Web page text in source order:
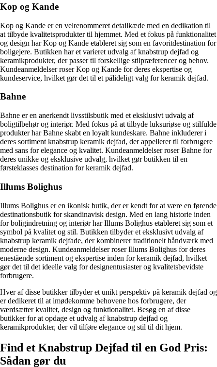
Kop og Kande
Kop og Kande er en velrenommeret detailkæde med en dedikation til
at tilbyde kvalitetsprodukter til hjemmet. Med et fokus på funktionalitet
og design har Kop og Kande etableret sig som en favoritdestination for
boligejere. Butikken har et varieret udvalg af knabstrup dejfad og
keramikprodukter, der passer til forskellige stilpræferencer og behov.
Kundeanmeldelser roser Kop og Kande for deres ekspertise og
kundeservice, hvilket gør det til et pålideligt valg for keramik dejfad.
Bahne
Bahne er en anerkendt livsstilsbutik med et eksklusivt udvalg af
boligtilbehør og interiør. Med fokus på at tilbyde luksuriøse og stilfulde
produkter har Bahne skabt en loyalt kundeskare. Bahne inkluderer i
deres sortiment knabstrup keramik dejfad, der appellerer til forbrugere
med sans for elegance og kvalitet. Kundeanmeldelser roser Bahne for
deres unikke og eksklusive udvalg, hvilket gør butikken til en
førsteklasses destination for keramik dejfad.
Illums Bolighus
Illums Bolighus er en ikonisk butik, der er kendt for at være en førende
destinationsbutik for skandinavisk design. Med en lang historie inden
for boligindretning og interiør har Illums Bolighus etableret sig som et
symbol på kvalitet og stil. Butikken tilbyder et eksklusivt udvalg af
knabstrup keramik dejfade, der kombinerer traditionelt håndværk med
moderne design. Kundeanmeldelser roser Illums Bolighus for deres
enestående sortiment og ekspertise inden for keramik dejfad, hvilket
gør det til det ideelle valg for designentusiaster og kvalitetsbevidste
forbrugere.
Hver af disse butikker tilbyder et unikt perspektiv på keramik dejfad og
er dedikeret til at imødekomme behovene hos forbrugere, der
værdsætter kvalitet, design og funktionalitet. Besøg en af disse
butikker for at opdage et udvalg af knabstrup dejfad og
keramikprodukter, der vil tilføre elegance og stil til dit hjem.
Find et Knabstrup Dejfad til en God Pris:
Sådan gør du